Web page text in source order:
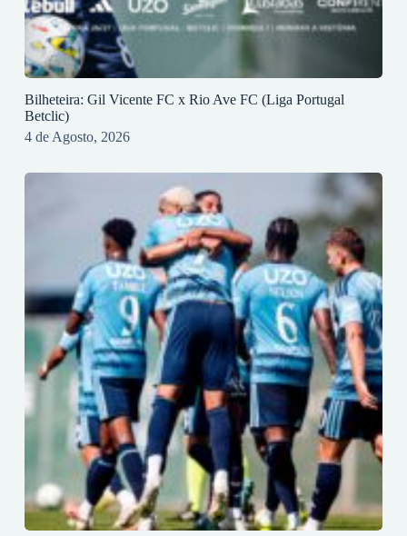
Bilheteira: Gil Vicente FC x Rio Ave FC (Liga Portugal
Betclic)
4 de Agosto, 2026